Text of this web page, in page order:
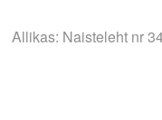
Allikas: Naisteleht nr